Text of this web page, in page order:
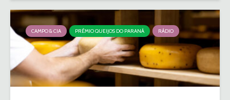
CAMPO & CIA PRÊMIO QUEIJOS DO PARANÁ RÁDIO